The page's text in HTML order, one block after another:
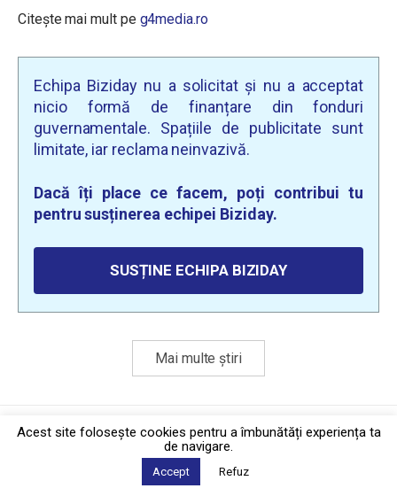
Citește mai mult pe g4media.ro
Echipa Biziday nu a solicitat și nu a acceptat
nicio formă de finanțare din fonduri
guvernamentale. Spațiile de publicitate sunt
limitate, iar reclama neinvazivă.
Dacă îți place ce facem, poți contribui tu
pentru susținerea echipei Biziday.
SUSȚINE ECHIPA BIZIDAY
Mai multe știri
Politica de confidențialitate·Contact
2026 © Biziday
Acest site foloseşte cookies pentru a îmbunătăți experiența ta
de navigare.
Accept Refuz